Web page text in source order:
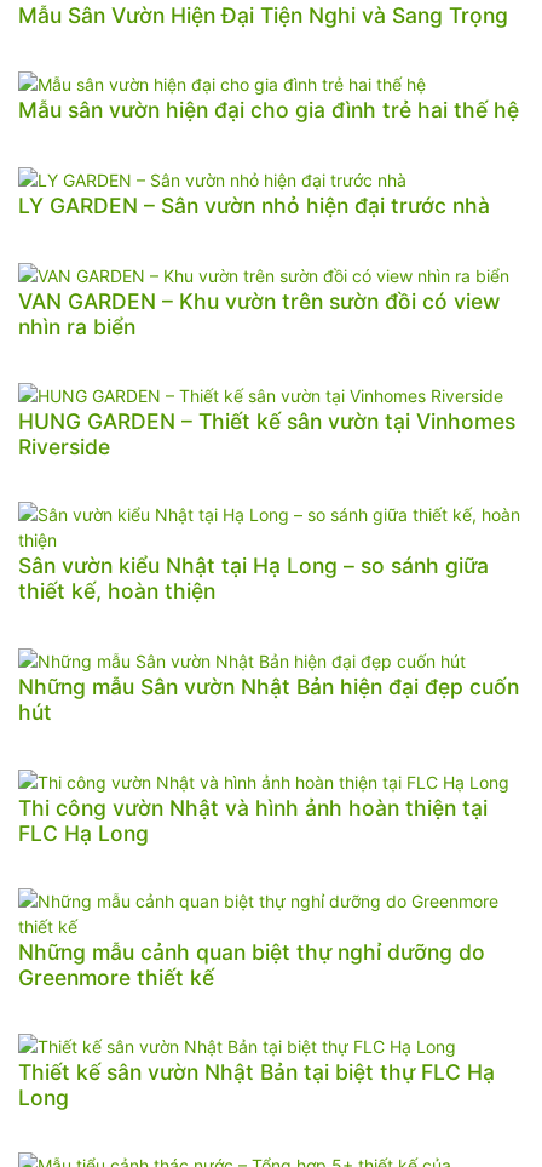
Mẫu Sân Vườn Hiện Đại Tiện Nghi và Sang Trọng
Mẫu sân vườn hiện đại cho gia đình trẻ hai thế hệ
LY GARDEN – Sân vườn nhỏ hiện đại trước nhà
VAN GARDEN – Khu vườn trên sườn đồi có view
nhìn ra biển
HUNG GARDEN – Thiết kế sân vườn tại Vinhomes
Riverside
Sân vườn kiểu Nhật tại Hạ Long – so sánh giữa
thiết kế, hoàn thiện
Những mẫu Sân vườn Nhật Bản hiện đại đẹp cuốn
hút
Thi công vườn Nhật và hình ảnh hoàn thiện tại
FLC Hạ Long
Những mẫu cảnh quan biệt thự nghỉ dưỡng do
Greenmore thiết kế
Thiết kế sân vườn Nhật Bản tại biệt thự FLC Hạ
Long